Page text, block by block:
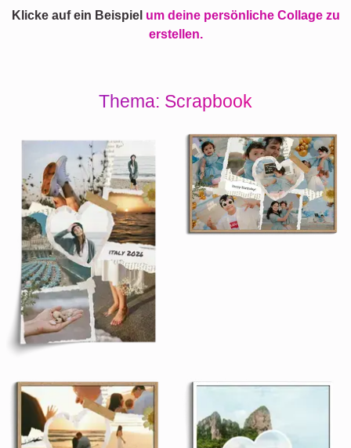
Klicke auf ein Beispiel um deine persönliche Collage zu
erstellen.
Thema: Scrapbook